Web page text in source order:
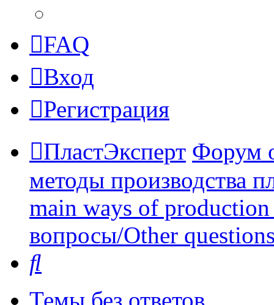
FAQ
Вход
Регистрация
ПластЭксперт Форум
методы производства
main ways of
вопросы/Other